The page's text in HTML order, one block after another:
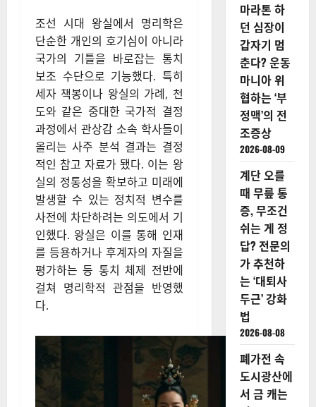
조선 시대 왕실에서 명리학은
단순한 개인의 호기심이 아니라
국가의 기틀을 바로잡는 통치
보조 수단으로 기능했다. 특히
세자 책봉이나 왕실의 가례, 천
도와 같은 중대한 국가적 결정
과정에서 관상감 소속 학사들이
올리는 사주 분석 결과는 결정
적인 참고 자료가 됐다. 이는 왕
실의 정통성을 확보하고 미래에
발생할 수 있는 정치적 변수를
사전에 차단하려는 의도에서 기
인했다. 왕실은 이를 통해 인재
를 등용하거나 후계자의 자질을
평가하는 등 통치 체제 전반에
걸쳐 명리학적 관점을 반영했
다.
마라톤 하
던 심장이
갑자기 멈
춘다? 운동
마니아 위
협하는 ‘부
정맥’의 전
조증상
2026-08-09
계단 오를
때 무릎 통
증, 무조건
쉬는 게 정
답? 전문의
가 추천하
는 ‘대퇴사
두근’ 강화
법
2026-08-08
폐가전 속
도시광산에
서 금 캐는